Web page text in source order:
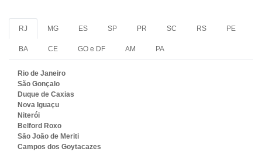
RJ MG ES SP PR SC RS PE
BA CE GO e DF AM PA
Rio de Janeiro
São Gonçalo
Duque de Caxias
Nova Iguaçu
Niterói
Belford Roxo
São João de Meriti
Campos dos Goytacazes